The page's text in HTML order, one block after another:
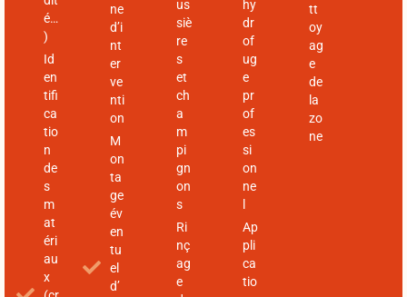
é…
)
Id
en
tifi
ca
tio
n
de
s
m
at
éri
au
x
ne
d’i
nt
er
ve
nti
on
M
on
ta
ge
év
en
tu
el
d’
us
siè
re
s
et
ch
a
m
pi
gn
on
s
Ri
nç
ag
e
hy
dr
of
ug
e
pr
of
es
si
on
ne
Ap
pli
ca
tio
tt
oy
ag
e
de
la
zo
ne